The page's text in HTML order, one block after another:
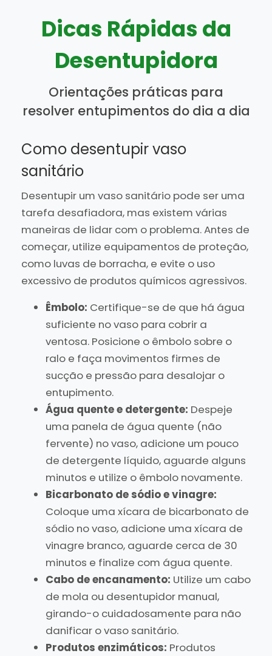
Dicas Rápidas da
Desentupidora
Orientações práticas para
resolver entupimentos do dia a dia
Como desentupir vaso
sanitário
Desentupir um vaso sanitário pode ser uma
tarefa desafiadora, mas existem várias
maneiras de lidar com o problema. Antes de
começar, utilize equipamentos de proteção,
como luvas de borracha, e evite o uso
excessivo de produtos químicos agressivos.
Êmbolo: Certifique-se de que há água
suficiente no vaso para cobrir a
ventosa. Posicione o êmbolo sobre o
ralo e faça movimentos firmes de
sucção e pressão para desalojar o
entupimento.
Água quente e detergente: Despeje
uma panela de água quente (não
fervente) no vaso, adicione um pouco
de detergente líquido, aguarde alguns
minutos e utilize o êmbolo novamente.
Bicarbonato de sódio e vinagre:
Coloque uma xícara de bicarbonato de
sódio no vaso, adicione uma xícara de
vinagre branco, aguarde cerca de 30
minutos e finalize com água quente.
Cabo de encanamento: Utilize um cabo
de mola ou desentupidor manual,
girando-o cuidadosamente para não
danificar o vaso sanitário.
Produtos enzimáticos: Produtos